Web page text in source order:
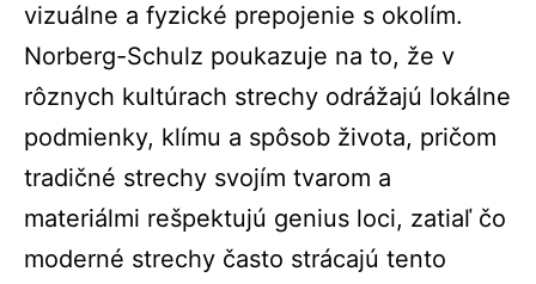
vizuálne a fyzické prepojenie s okolím.
Norberg-Schulz poukazuje na to, že v
rôznych kultúrach strechy odrážajú lokálne
podmienky, klímu a spôsob života, pričom
tradičné strechy svojím tvarom a
materiálmi rešpektujú genius loci, zatiaľ čo
moderné strechy často strácajú tento